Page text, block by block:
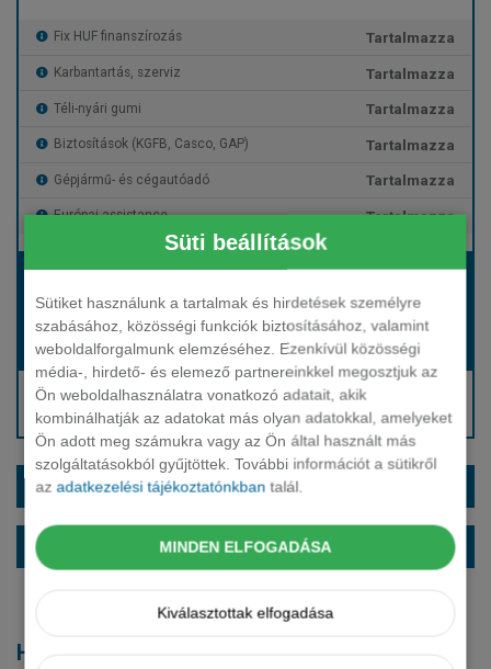
Süti beállítások
Sütiket használunk a tartalmak és hirdetések személyre
szabásához, közösségi funkciók biztosításához, valamint
weboldalforgalmunk elemzéséhez. Ezenkívül közösségi
média-, hirdető- és elemező partnereinkkel megosztjuk az
Ön weboldalhasználatra vonatkozó adatait, akik
kombinálhatják az adatokat más olyan adatokkal, amelyeket
Ön adott meg számukra vagy az Ön által használt más
szolgáltatásokból gyűjtöttek. További információt a sütikről
azadatkezelési tájékoztatónkban talál.
MINDEN ELFOGADÁSA
Kiválasztottak elfogadása
Fix HUF finanszírozás Tartalmazza
Karbantartás, szerviz Tartalmazza
Téli-nyári gumi Tartalmazza
Biztosítások (KGFB, Casco, GAP) Tartalmazza
Gépjármű- és cégautóadó Tartalmazza
Európai assistance Tartalmazza
Bérleti díj:
Hívjon bennünket!
Induló bérleti díj: Hívjon bennünket!
Hívjon: +36 1 888 0088
Kérjen visszahívást!
EXTRÁK ÉS SZÍNEK
ALAPFELSZERELTSÉG
Hasonló modellek